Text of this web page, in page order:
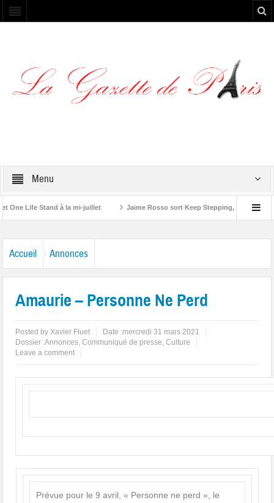
Menu
Life Stand à la mi-juillet Jaime Rosso sort Keep Stepping, son nouvel EP
Accueil Annonces
Amaurie – Personne Ne Perd
Posted byXavier Fluet Date :mercredi 31 mars 2021
Dossier :Annonces,Communiqué de presse,Culture
Leave a comment
Prévue pour le 9 avril, « Personne ne perd », le